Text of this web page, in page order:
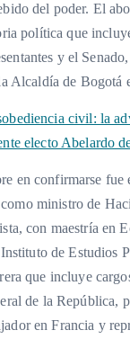
del poder. El
política que
y el
Alcaldía de Bogotá
civil: la
electo Abelardo
en confirmarse fue
ministro de
con maestría en
de Estudios
que incluye
de la República,
en Francia y